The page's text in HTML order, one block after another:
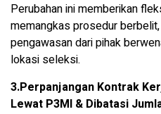
Perubahan ini memberikan
memangkas prosedur
pengawasan dari pihak
lokasi seleksi.
3.Perpanjangan Kontrak
Lewat P3MI & Dibatasi